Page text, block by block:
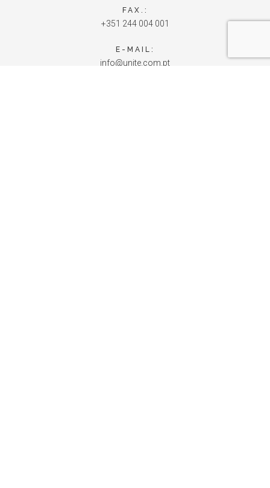
FAX.:
+351 244 004 001
E-MAIL:
info@unite.com.pt